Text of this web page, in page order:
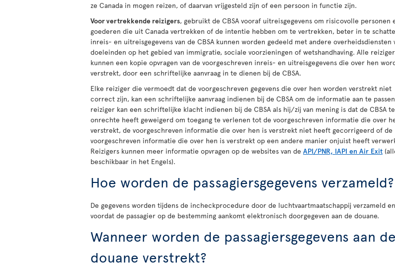
ze Canada in mogen reizen, of daarvan vrijgesteld zijn of een persoon in functie zijn.
Voor vertrekkende reizigers, gebruikt de CBSA vooraf uitreisgegevens om risicovolle personen
goederen die uit Canada vertrekken of de intentie hebben om te vertrekken, beter in te
inreis- en uitreisgegevens van de CBSA kunnen worden gedeeld met andere overheidsdiensten
doeleinden op het gebied van immigratie, sociale voorzieningen of wetshandhaving. Alle
kunnen een kopie opvragen van de voorgeschreven inreis- en uitreisgegevens die over hen
verstrekt, door een schriftelijke aanvraag in te dienen bij de CBSA.
Elke reiziger die vermoedt dat de voorgeschreven gegevens die over hen worden verstrekt niet
correct zijn, kan een schriftelijke aanvraag indienen bij de CBSA om de informatie aan te
reiziger kan een schriftelijke klacht indienen bij de CBSA als hij/zij van mening is dat de CBSA
onrechte heeft geweigerd om toegang te verlenen tot de voorgeschreven informatie die over
verstrekt, de voorgeschreven informatie die over hen is verstrekt niet heeft gecorrigeerd of de
voorgeschreven informatie die over hen is verstrekt op een andere manier onjuist heeft
Reizigers kunnen meer informatie opvragen op de websites van de API/PNR, IAPI en Air Exit
beschikbaar in het Engels).
Hoe worden de passagiersgegevens verzameld?
De gegevens worden tijdens de incheckprocedure door de luchtvaartmaatschappij verzameld en
voordat de passagier op de bestemming aankomt elektronisch doorgegeven aan de douane.
Wanneer worden de passagiersgegevens aan de
douane verstrekt?